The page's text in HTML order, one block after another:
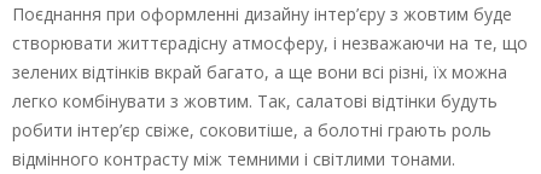
Поєднання при оформленні дизайну інтер’єру з жовтим буде
створювати життєрадісну атмосферу, і незважаючи на те, що
зелених відтінків вкрай багато, а ще вони всі різні, їх можна
легко комбінувати з жовтим. Так, салатові відтінки будуть
робити інтер’єр свіже, соковитіше, а болотні грають роль
відмінного контрасту між темними і світлими тонами.